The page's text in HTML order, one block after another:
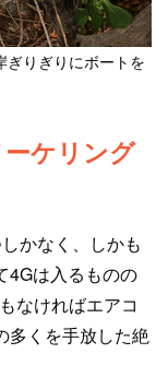
ぎりぎりにボートを
ケリング
かなく、しかも
4Gは入るものの
なければエアコ
多くを手放した絶